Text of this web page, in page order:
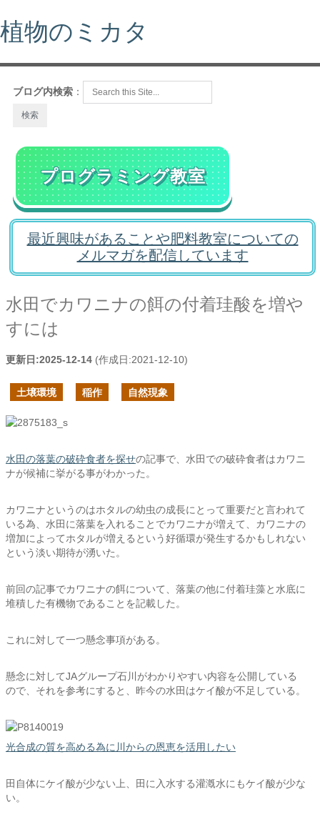
植物のミカタ
ブログ内検索 ：
プログラミング教室
最近興味があることや肥料教室についての
メルマガを配信しています
水田でカワニナの餌の付着珪酸を増や
すには
更新日:2025-12-14 (作成日:2021-12-10)
土壌環境 稲作 自然現象
水田の落葉の破砕食者を探せの記事で、水田での破砕食者はカワニ
ナが候補に挙がる事がわかった。
カワニナというのはホタルの幼虫の成長にとって重要だと言われて
いる為、水田に落葉を入れることでカワニナが増えて、カワニナの
増加によってホタルが増えるという好循環が発生するかもしれない
という淡い期待が湧いた。
前回の記事でカワニナの餌について、落葉の他に付着珪藻と水底に
堆積した有機物であることを記載した。
これに対して一つ懸念事項がある。
懸念に対してJAグループ石川がわかりやすい内容を公開している
ので、それを参考にすると、昨今の水田はケイ酸が不足している。
光合成の質を高める為に川からの恩恵を活用したい
田自体にケイ酸が少ない上、田に入水する灌漑水にもケイ酸が少な
い。